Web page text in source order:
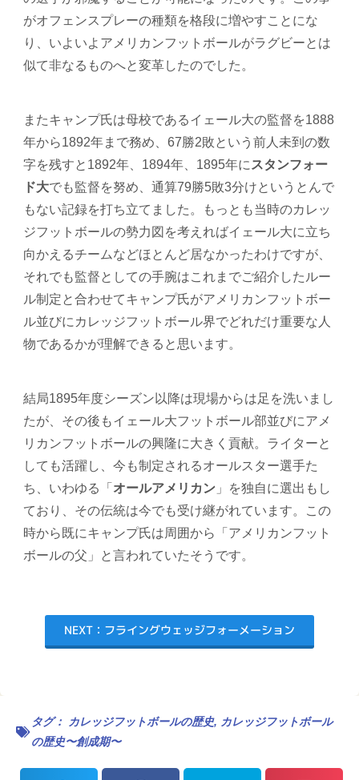
がオフェンスプレーの種類を格段に増やすことにな
り、いよいよアメリカンフットボールがラグビーとは
似て非なるものへと変革したのでした。
またキャンプ氏は母校であるイェール大の監督を1888
年から1892年まで務め、67勝2敗という前人未到の数
字を残すと1892年、1894年、1895年に スタンフォー
ド大でも監督を努め、通算79勝5敗3分けというとんで
もない記録を打ち立てました。もっとも当時のカレッ
ジフットボールの勢力図を考えればイェール大に立ち
向かえるチームなどほとんど居なかったわけですが、
それでも監督としての手腕はこれまでご紹介したルー
ル制定と合わせてキャンプ氏がアメリカンフットボー
ル並びにカレッジフットボール界でどれだけ重要な人
物であるかが理解できると思います。
結局1895年度シーズン以降は現場からは足を洗いまし
たが、その後もイェール大フットボール部並びにアメ
リカンフットボールの興隆に大きく貢献。ライターと
しても活躍し、今も制定されるオールスター選手た
ち、いわゆる「 オールアメリカン 」を独自に選出もし
ており、その伝統は今でも受け継がれています。この
時から既にキャンプ氏は周囲から「アメリカンフット
ボールの父」と言われていたそうです。
NEXT：フライングウェッジフォーメーション
タグ： カレッジフットボールの歴史, カレッジフットボール
の歴史〜創成期〜